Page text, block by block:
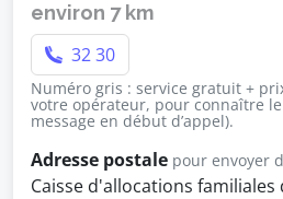
environ 7 km
32 30
Numéro gris : service gratuit +
votre opérateur, pour connaître
message en début d’appel).
Adresse postale pour envoyer
Caisse d'allocations familiales